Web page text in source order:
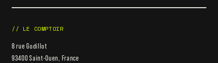
// LE COMPTOIR
8 rue Godillot
93400 Saint-Ouen, France